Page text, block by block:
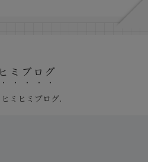
ミブログ
ミヒミブログ.